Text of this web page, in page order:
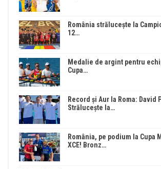
România strălucește la
12…
Medalie de argint pentru
Cupa…
Record și Aur la Roma: David
Strălucește la…
România, pe podium la Cupa
XCE! Bronz…